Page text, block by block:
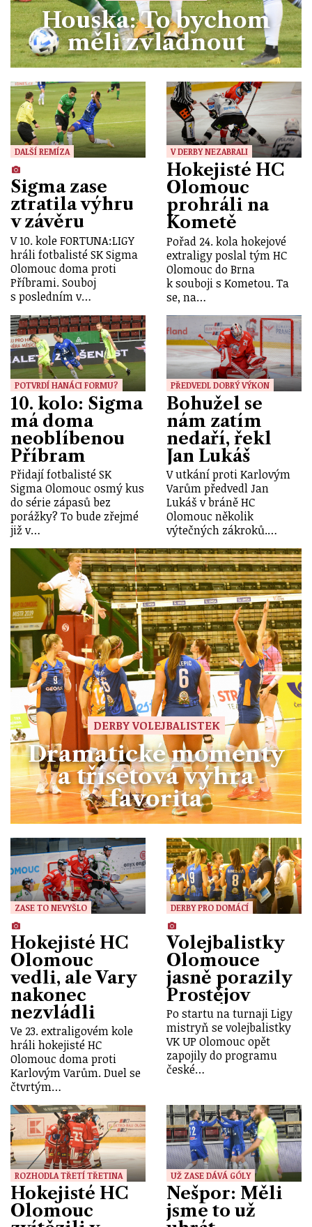
Houska: To bychom
měli zvládnout
DALŠÍ REMÍZA
Sigma zase
ztratila výhru
v závěru
V 10. kole FORTUNA:LIGY
hráli fotbalisté SK Sigma
Olomouc doma proti
Příbrami. Souboj
s posledním v…
V DERBY NEZABRALI
Hokejisté HC
Olomouc
prohráli na
Kometě
Pořad 24. kola hokejové
extraligy poslal tým HC
Olomouc do Brna
k souboji s Kometou. Ta
se, na…
POTVRDÍ HANÁCI FORMU?
10. kolo: Sigma
má doma
neoblíbenou
Příbram
Přidají fotbalisté SK
Sigma Olomouc osmý kus
do série zápasů bez
porážky? To bude zřejmé
již v…
PŘEDVEDL DOBRÝ VÝKON
Bohužel se
nám zatím
nedaří, řekl
Jan Lukáš
V utkání proti Karlovým
Varům předvedl Jan
Lukáš v bráně HC
Olomouc několik
výtečných zákroků.…
DERBY VOLEJBALISTEK
Dramatické momenty
a třísetová výhra
favorita
ZASE TO NEVYŠLO
Hokejisté HC
Olomouc
vedli, ale Vary
nakonec
nezvládli
Ve 23. extraligovém kole
hráli hokejisté HC
Olomouc doma proti
Karlovým Varům. Duel se
čtvrtým…
DERBY PRO DOMÁCÍ
Volejbalistky
Olomouce
jasně porazily
Prostějov
Po startu na turnaji Ligy
mistryň se volejbalistky
VK UP Olomouc opět
zapojily do programu
české…
ROZHODLA TŘETÍ TŘETINA
Hokejisté HC
Olomouc
UŽ ZASE DÁVÁ GÓLY
Nešpor: Měli
jsme to už